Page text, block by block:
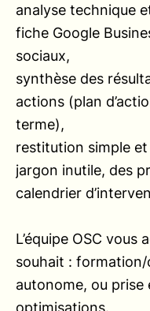
analyse technique
fiche Google
sociaux,
synthèse des
actions (plan
terme),
restitution simple
jargon inutile, des
calendrier
L’équipe OSC
souhait :
autonome, ou
optimisations.